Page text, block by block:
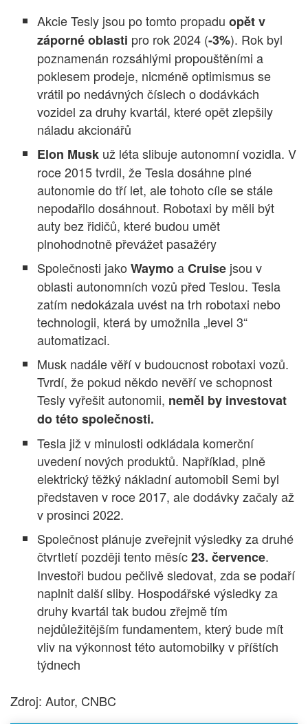
Akcie Tesly jsou po tomto propadu opět v
záporné oblasti pro rok 2024 (-3%). Rok byl
poznamenán rozsáhlými propouštěními a
poklesem prodeje, nicméně optimismus se
vrátil po nedávných číslech o dodávkách
vozidel za druhy kvartál, které opět zlepšily
náladu akcionářů
Elon Musk už léta slibuje autonomní vozidla. V
roce 2015 tvrdil, že Tesla dosáhne plné
autonomie do tří let, ale tohoto cíle se stále
nepodařilo dosáhnout. Robotaxi by měli být
auty bez řidičů, které budou umět
plnohodnotně převážet pasažéry
Společnosti jako WaymoaCruisejsou v
oblasti autonomních vozů před Teslou. Tesla
zatím nedokázala uvést na trh robotaxi nebo
technologii, která by umožnila „level 3“
automatizaci.
Musk nadále věří v budoucnost robotaxi vozů.
Tvrdí, že pokud někdo nevěří ve schopnost
Tesly vyřešit autonomii, neměl by investovat
do této společnosti.
Tesla již v minulosti odkládala komerční
uvedení nových produktů. Například, plně
elektrický těžký nákladní automobil Semi byl
představen v roce 2017, ale dodávky začaly až
v prosinci 2022.
Společnost plánuje zveřejnit výsledky za druhé
čtvrtletí později tento měsíc23. července.
Investoři budou pečlivě sledovat, zda se podaří
naplnit další sliby. Hospodářské výsledky za
druhy kvartál tak budou zřejmě tím
nejdůležitějším fundamentem, který bude mít
vliv na výkonnost této automobilky v příštích
týdnech
Zdroj: Autor, CNBC